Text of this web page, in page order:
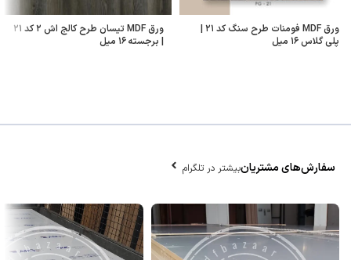
ورق MDF فومنات طرح سنگ کد ۲۱ |
پلی گلاس ۱۶ میل
ورق MDF تیسان طرح کالج اش ۲ کد ۲۱
| برجسته ۱۶ میل
سفارش‌های مشتریانبیشتر در تلگرام